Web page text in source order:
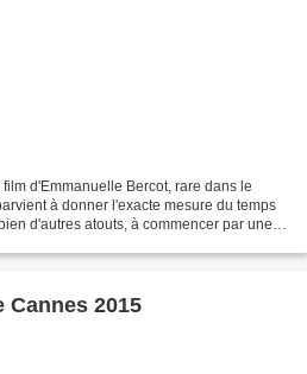
d'Emmanuelle Bercot, rare dans le
à donner l'exacte mesure du temps
d'autres atouts, à commencer par une
Cannes 2015